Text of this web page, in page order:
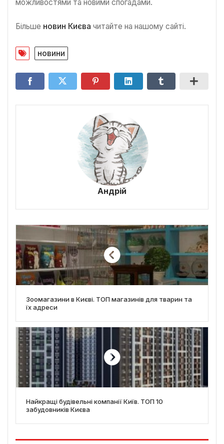
можливостями та новими спогадами.
Більше новин Києва читайте на нашому сайті.
новини
Андрій
Зоомагазини в Києві. ТОП магазинів для тварин та
їх адреси
Найкращі будівельні компанії Київ. ТОП 10
забудовників Києва